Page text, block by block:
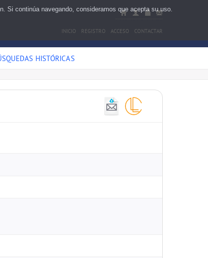
INICIO REGISTRO ACCESO CONTACTAR
HISTÓRICAS
Si continúa navegando, consideramos que acepta su uso.